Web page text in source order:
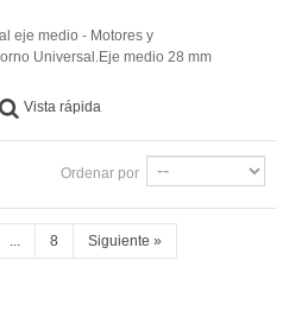
eje medio - Motores y
Universal.Eje medio 28 mm
Vista rápida
Ordenar por
8 Siguiente »